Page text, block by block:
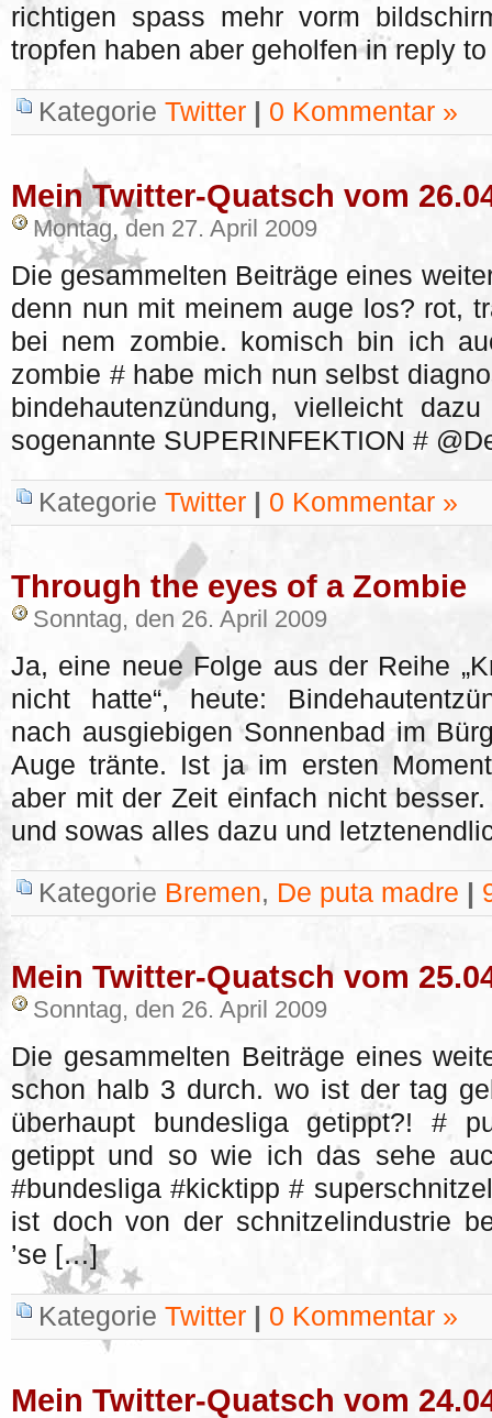
richtigen spass mehr vorm
tropfen haben aber geholfen in reply
Kategorie Twitter 0 Kommentar »
Mein Twitter-Quatsch vom
Montag, den 27. April 2009
Die gesammelten Beiträge eines
denn nun mit meinem auge los? rot,
bei nem zombie. komisch bin ich
zombie # habe mich nun selbst
bindehautenzündung, vielleicht
sogenannte SUPERINFEKTION #
Kategorie Twitter 0 Kommentar »
Through the eyes of a Zombie
Sonntag, den 26. April 2009
Ja, eine neue Folge aus der Reihe
nicht hatte“, heute:
nach ausgiebigen Sonnenbad im
Auge tränte. Ist ja im ersten
aber mit der Zeit einfach nicht
und sowas alles dazu und
Kategorie Bremen, De puta madre
Mein Twitter-Quatsch vom
Sonntag, den 26. April 2009
Die gesammelten Beiträge eines
schon halb 3 durch. wo ist der tag
überhaupt bundesliga getippt?! #
getippt und so wie ich das sehe
#bundesliga #kicktipp #
ist doch von der schnitzelindustrie
’se […]
Kategorie Twitter 0 Kommentar »
Mein Twitter-Quatsch vom